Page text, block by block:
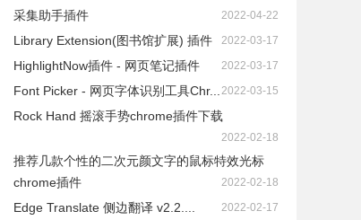
采集助手插件 2022-04-22
Library Extension(图书馆扩展) 插件 2022-03-17
HighlightNow插件 - 网页笔记插件 2022-03-17
Font Picker - 网页字体识别工具Chr... 2022-03-15
Rock Hand 摇滚手势chrome插件下载
2022-02-18
推荐几款个性的二次元颜文字的鼠标特效光标
chrome插件
2022-02-18
Edge Translate 侧边翻译 v2.2.... 2022-02-17